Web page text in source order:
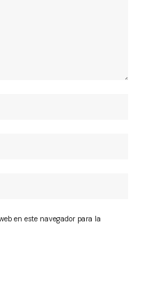
en este navegador para la